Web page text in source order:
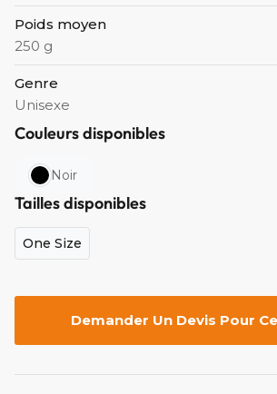
Poids moyen
250 g
Genre
Unisexe
Couleurs disponibles
Noir
Tailles disponibles
One Size
Demander Un Devis Pour